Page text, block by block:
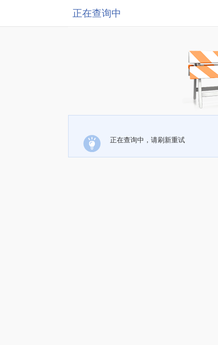
正在查询中
正在查询中，请刷新重试